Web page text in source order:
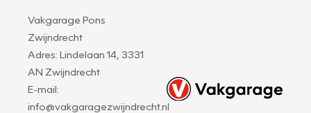
Vakgarage Pons
Zwijndrecht
Adres: Lindelaan 14, 3331
AN Zwijndrecht
E-mail:
info@vakgaragezwijndrecht.nl